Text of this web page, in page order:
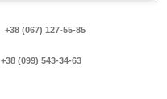
+38 (067) 127-55-85
+38 (099) 543-34-63